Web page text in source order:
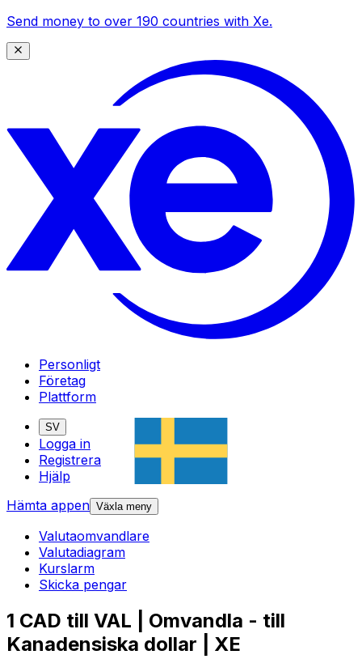
Send money to over 190 countries with Xe.
Personligt
Företag
Plattform
SV
Logga in
Registrera
Hjälp
Hämta appen Växla meny
Valutaomvandlare
Valutadiagram
Kurslarm
Skicka pengar
1 CAD till VAL | Omvandla - till
Kanadensiska dollar | XE